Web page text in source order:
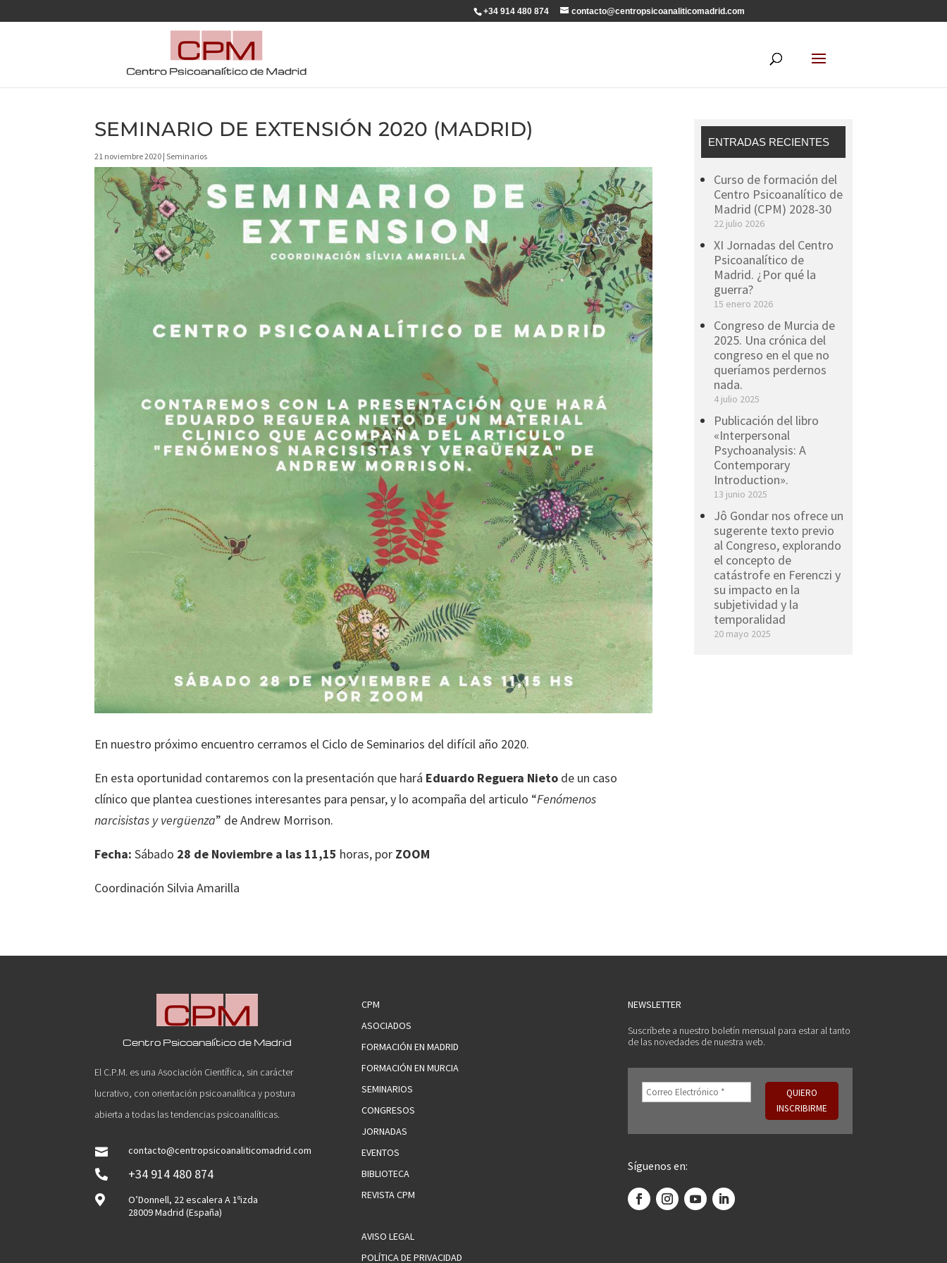
+34 914 480 874 contacto@centropsicoanaliticomadrid.com
SEMINARIO DE EXTENSIÓN 2020 (MADRID)
21 noviembre 2020 |Seminarios
En nuestro próximo encuentro cerramos el Ciclo de Seminarios del difícil año 2020.
En esta oportunidad contaremos con la presentación que hará Eduardo Reguera Nieto de un caso
clínico que plantea cuestiones interesantes para pensar, y lo acompaña del articulo “Fenómenos
narcisistas y vergüenza” de Andrew Morrison.
Fecha: Sábado 28 de Noviembre a las 11,15 horas, por ZOOM
Coordinación Silvia Amarilla
ENTRADAS RECIENTES
Curso de formación del
Centro Psicoanalítico de
Madrid (CPM) 2028-30
22 julio 2026
XI Jornadas del Centro
Psicoanalítico de
Madrid. ¿Por qué la
guerra?
15 enero 2026
Congreso de Murcia de
2025. Una crónica del
congreso en el que no
queríamos perdernos
nada.
4 julio 2025
Publicación del libro
«Interpersonal
Psychoanalysis: A
Contemporary
Introduction».
13 junio 2025
Jô Gondar nos ofrece un
sugerente texto previo
al Congreso, explorando
el concepto de
catástrofe en Ferenczi y
su impacto en la
subjetividad y la
temporalidad
20 mayo 2025
Centro Psicoanalítico de Madrid
El C.P.M. es una Asociación Científica, sin carácter
lucrativo, con orientación psicoanalítica y postura
abierta a todas las tendencias psicoanalíticas.

contacto@centropsicoanaliticomadrid.com

+34 914 480 874

O’Donnell, 22 escalera A 1ºizda
28009 Madrid (España)
CPM
ASOCIADOS
FORMACIÓN EN MADRID
FORMACIÓN EN MURCIA
SEMINARIOS
CONGRESOS
JORNADAS
EVENTOS
BIBLIOTECA
REVISTA CPM
AVISO LEGAL
POLÍTICA DE PRIVACIDAD
NEWSLETTER
Suscríbete a nuestro boletín mensual para estar al tanto
de las novedades de nuestra web.
Síguenos en: